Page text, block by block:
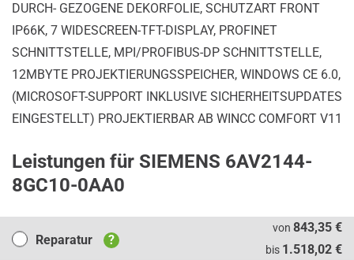
DURCH- GEZOGENE DEKORFOLIE, SCHUTZART FRONT
IP66K, 7 WIDESCREEN-TFT-DISPLAY, PROFINET
SCHNITTSTELLE, MPI/PROFIBUS-DP SCHNITTSTELLE,
12MBYTE PROJEKTIERUNGSSPEICHER, WINDOWS CE 6.0,
(MICROSOFT-SUPPORT INKLUSIVE SICHERHEITSUPDATES
EINGESTELLT) PROJEKTIERBAR AB WINCC COMFORT V11
Leistungen für SIEMENS 6AV2144-
8GC10-0AA0
Reparatur
Reparatur ?
von 843,35 €
bis 1.518,02 €